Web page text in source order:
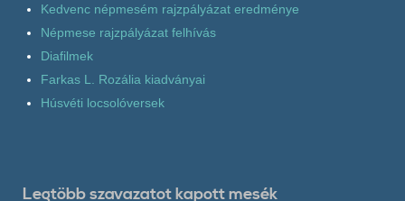
Kedvenc népmesém rajzpályázat eredménye
Népmese rajzpályázat felhívás
Diafilmek
Farkas L. Rozália kiadványai
Húsvéti locsolóversek
Legtöbb szavazatot kapott mesék